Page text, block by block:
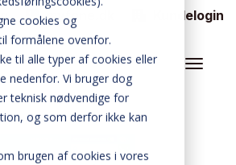
cookies og
formålene ovenfor.
til alle typer af cookies eller
nedenfor. Vi bruger dog
teknisk nødvendige for
og som derfor ikke kan
brugen af cookies i vores
Kundelogin
myfone.dk
CALLAI